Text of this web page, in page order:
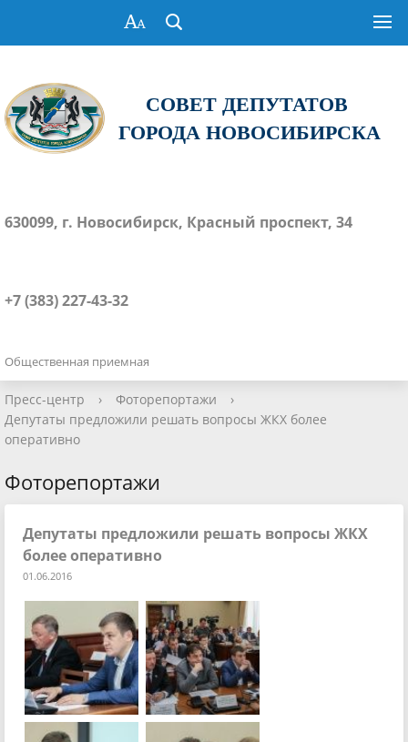
СОВЕТ ДЕПУТАТОВ
ГОРОДА НОВОСИБИРСКА
630099, г. Новосибирск, Красный проспект, 34
+7 (383) 227-43-32
Общественная приемная
Пресс-центр › Фоторепортажи
›
Депутаты предложили решать вопросы ЖКХ более
оперативно
Фоторепортажи
Депутаты предложили решать вопросы ЖКХ
более оперативно
01.06.2016